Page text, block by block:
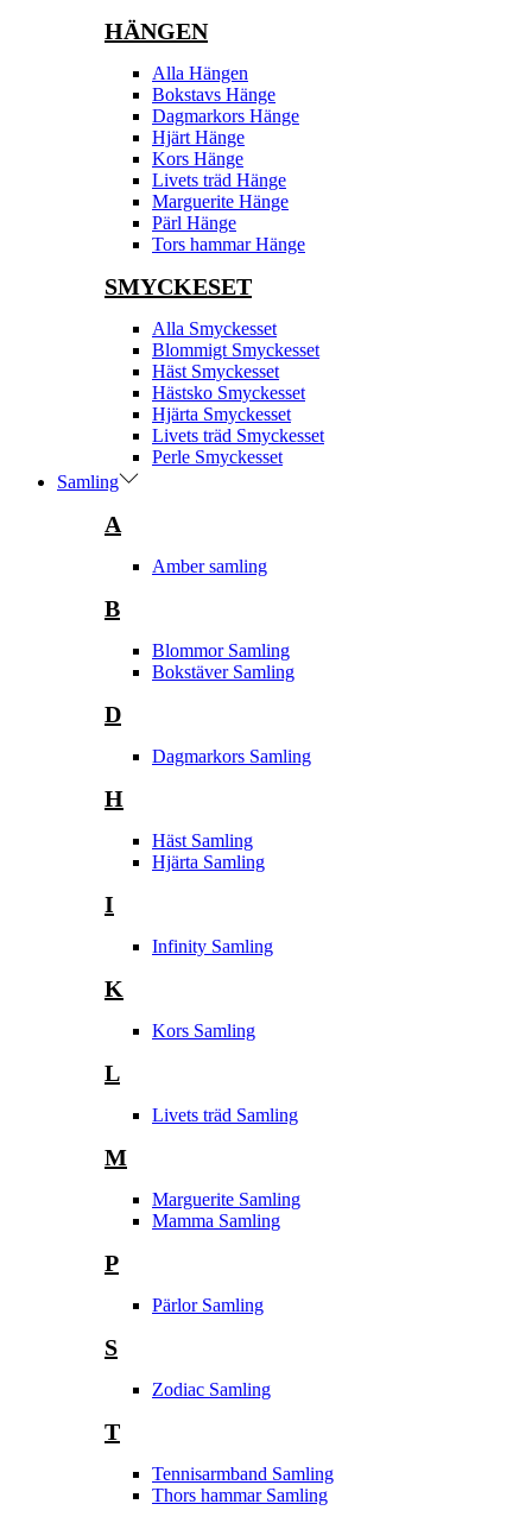
HÄNGEN
Alla Hängen
Bokstavs Hänge
Dagmarkors Hänge
Hjärt Hänge
Kors Hänge
Livets träd Hänge
Marguerite Hänge
Pärl Hänge
Tors hammar Hänge
SMYCKESET
Alla Smyckesset
Blommigt Smyckesset
Häst Smyckesset
Hästsko Smyckesset
Hjärta Smyckesset
Livets träd Smyckesset
Perle Smyckesset
Samling
A
Amber samling
B
Blommor Samling
Bokstäver Samling
D
Dagmarkors Samling
H
Häst Samling
Hjärta Samling
I
Infinity Samling
K
Kors Samling
L
Livets träd Samling
M
Marguerite Samling
Mamma Samling
P
Pärlor Samling
S
Zodiac Samling
T
Tennisarmband Samling
Thors hammar Samling